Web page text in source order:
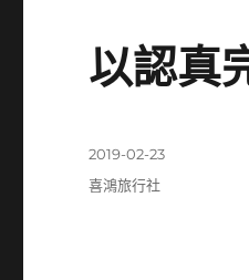
以認真
發
佈
2019-02-23
分
喜鴻旅行社